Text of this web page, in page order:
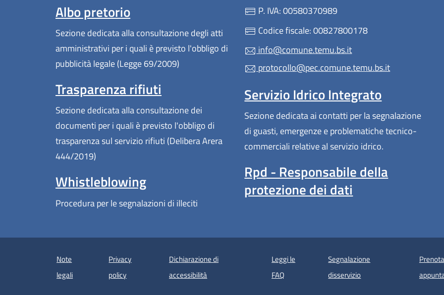
Albo pretorio
Sezione dedicata alla consultazione degli atti
amministrativi per i quali è previsto l'obbligo di
pubblicità legale (Legge 69/2009)
Trasparenza rifiuti
Sezione dedicata alla consultazione dei
documenti per i quali è previsto l'obbligo di
trasparenza sul servizio rifiuti (Delibera Arera
444/2019)
Whistleblowing
Procedura per le segnalazioni di illeciti
P. IVA: 00580370989
Codice fiscale: 00827800178
info@comune.temu.bs.it
protocollo@pec.comune.temu.bs.it
Servizio Idrico Integrato
Sezione dedicata ai contatti per la segnalazione
di guasti, emergenze e problematiche tecnico-
commerciali relative al servizio idrico.
Rpd - Responsabile della
protezione dei dati
Note
legali
Privacy
policy
Dichiarazione di
accessibilità (apre in un'altra scheda).
Leggi le
FAQ
Segnalazione
disservizio